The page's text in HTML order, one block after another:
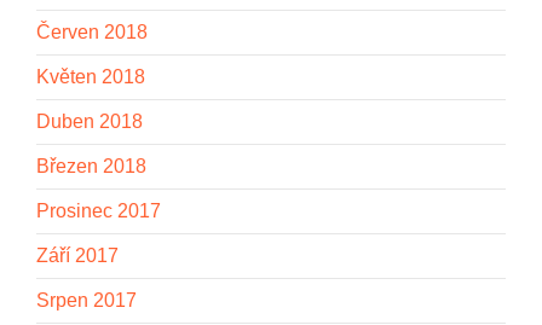
Červen 2018
Květen 2018
Duben 2018
Březen 2018
Prosinec 2017
Září 2017
Srpen 2017